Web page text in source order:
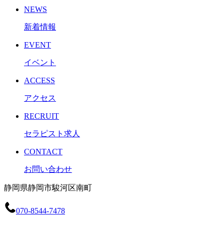
NEWS
新着情報
EVENT
イベント
ACCESS
アクセス
RECRUIT
セラピスト求人
CONTACT
お問い合わせ
静岡県静岡市駿河区南町
070-8544-7478